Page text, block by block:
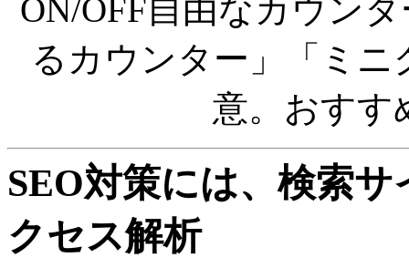
ON/OFF自由なカウン
るカウンター」「ミ
意。おすす
SEO対策には、検索
クセス解析